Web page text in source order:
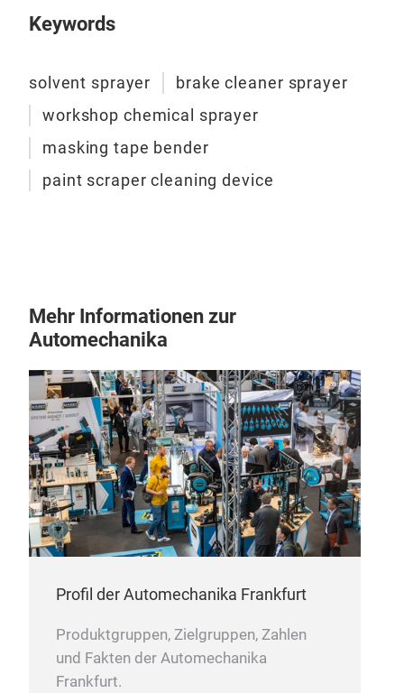
Keywords
solvent sprayer
brake cleaner sprayer
workshop chemical sprayer
masking tape bender
paint scraper cleaning device
Mehr Informationen zur
Automechanika
Profil der Automechanika Frankfurt
Produktgruppen, Zielgruppen, Zahlen
und Fakten der Automechanika
Frankfurt.